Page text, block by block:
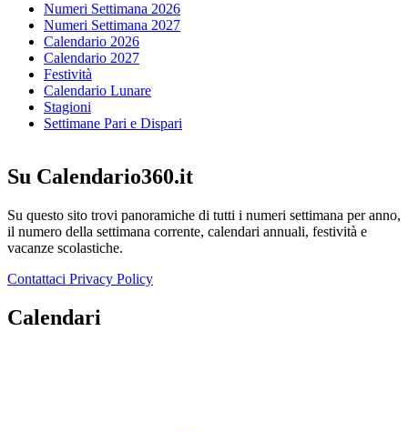
Numeri Settimana 2026
Numeri Settimana 2027
Calendario 2026
Calendario 2027
Festività
Calendario Lunare
Stagioni
Settimane Pari e Dispari
Su Calendario360.it
Su questo sito trovi panoramiche di tutti i numeri settimana per anno,
il numero della settimana corrente, calendari annuali, festività e
vacanze scolastiche.
Contattaci Privacy Policy
Calendari